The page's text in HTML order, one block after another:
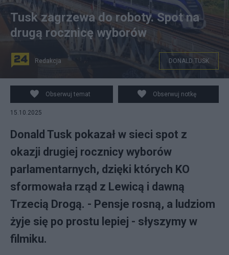
Tusk zagrzewa do roboty. Spot na
drugą rocznicę wyborów
Redakcja DONALD TUSK
Obserwuj temat Obserwuj notkę
15.10.2025
Donald Tusk pokazał w sieci spot z
okazji drugiej rocznicy wyborów
parlamentarnych, dzięki których KO
sformowała rząd z Lewicą i dawną
Trzecią Drogą. - Pensje rosną, a ludziom
żyje się po prostu lepiej - słyszymy w
filmiku.